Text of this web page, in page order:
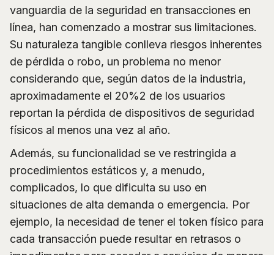
vanguardia de la seguridad en transacciones en
línea, han comenzado a mostrar sus limitaciones.
Su naturaleza tangible conlleva riesgos inherentes
de pérdida o robo, un problema no menor
considerando que, según datos de la industria,
aproximadamente el 20%2 de los usuarios
reportan la pérdida de dispositivos de seguridad
físicos al menos una vez al año.
Además, su funcionalidad se ve restringida a
procedimientos estáticos y, a menudo,
complicados, lo que dificulta su uso en
situaciones de alta demanda o emergencia. Por
ejemplo, la necesidad de tener el token físico para
cada transacción puede resultar en retrasos o